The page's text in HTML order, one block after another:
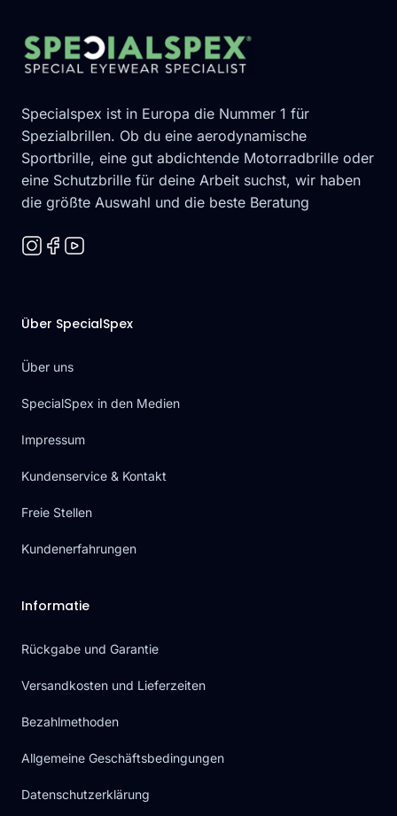
Specialspex ist in Europa die Nummer 1 für
Spezialbrillen. Ob du eine aerodynamische
Sportbrille, eine gut abdichtende Motorradbrille oder
eine Schutzbrille für deine Arbeit suchst, wir haben
die größte Auswahl und die beste Beratung
Über SpecialSpex
Über uns
SpecialSpex in den Medien
Impressum
Kundenservice & Kontakt
Freie Stellen
Kundenerfahrungen
Informatie
Rückgabe und Garantie
Versandkosten und Lieferzeiten
Bezahlmethoden
Allgemeine Geschäftsbedingungen
Datenschutzerklärung